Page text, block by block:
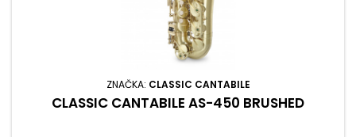
ZNAČKA: CLASSIC CANTABILE
CLASSIC CANTABILE AS-450 BRUSHED